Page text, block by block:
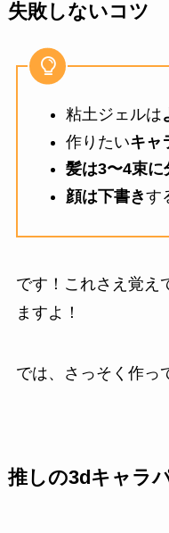
失敗しないコツ
粘土ジェルは
作りたいキャ
髪は3〜4束に
顔は下書きす
です！これさえ覚え
ますよ！
では、さっそく作っ
推しの3dキャラ